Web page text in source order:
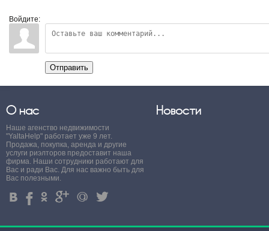
Войдите:
Отправить
О нас
Наше агенство недвижимости
"YaltaHelp" работает уже 9 лет.
Продажа, покупка, аренда и другие
услуги риэлторов предоставит наша
фирма. Наши сотрудники работают для
Вас и ради Вас. Для нас важно быть для
Вас полезными.
4 % . ' + 3
Новости